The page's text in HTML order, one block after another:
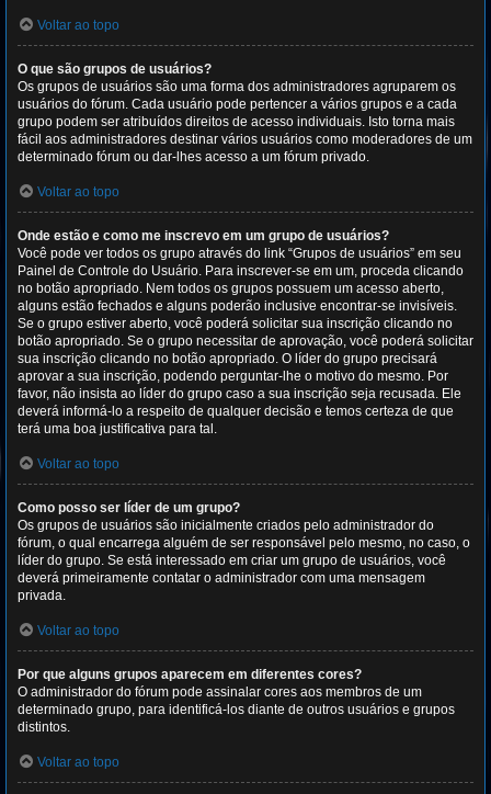
Voltar ao topo
O que são grupos de usuários?
Os grupos de usuários são uma forma dos administradores agruparem os
usuários do fórum. Cada usuário pode pertencer a vários grupos e a cada
grupo podem ser atribuídos direitos de acesso individuais. Isto torna mais
fácil aos administradores destinar vários usuários como moderadores de um
determinado fórum ou dar-lhes acesso a um fórum privado.
Voltar ao topo
Onde estão e como me inscrevo em um grupo de usuários?
Você pode ver todos os grupo através do link “Grupos de usuários” em seu
Painel de Controle do Usuário. Para inscrever-se em um, proceda clicando
no botão apropriado. Nem todos os grupos possuem um acesso aberto,
alguns estão fechados e alguns poderão inclusive encontrar-se invisíveis.
Se o grupo estiver aberto, você poderá solicitar sua inscrição clicando no
botão apropriado. Se o grupo necessitar de aprovação, você poderá solicitar
sua inscrição clicando no botão apropriado. O líder do grupo precisará
aprovar a sua inscrição, podendo perguntar-lhe o motivo do mesmo. Por
favor, não insista ao líder do grupo caso a sua inscrição seja recusada. Ele
deverá informá-lo a respeito de qualquer decisão e temos certeza de que
terá uma boa justificativa para tal.
Voltar ao topo
Como posso ser líder de um grupo?
Os grupos de usuários são inicialmente criados pelo administrador do
fórum, o qual encarrega alguém de ser responsável pelo mesmo, no caso, o
líder do grupo. Se está interessado em criar um grupo de usuários, você
deverá primeiramente contatar o administrador com uma mensagem
privada.
Voltar ao topo
Por que alguns grupos aparecem em diferentes cores?
O administrador do fórum pode assinalar cores aos membros de um
determinado grupo, para identificá-los diante de outros usuários e grupos
distintos.
Voltar ao topo